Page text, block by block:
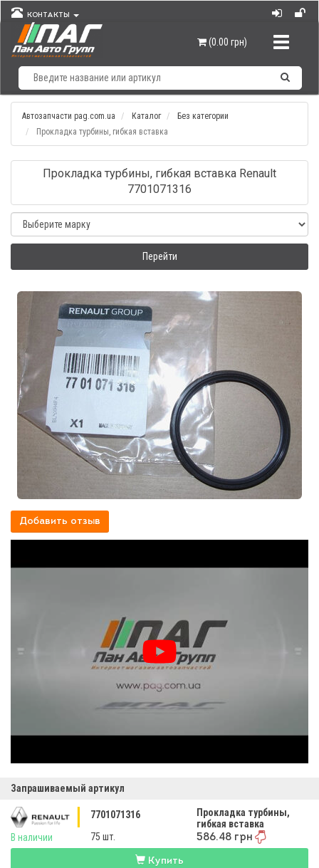
КОНТАКТЫ
(0.00 грн)
Автозапчасти pag.com.ua Каталог
Без категории
Прокладка турбины, гибкая вставка
Прокладка турбины, гибкая вставка Renault
7701071316
Перейти
Добавить отзыв
Запрашиваемый артикул
7701071316
Прокладка турбины,
гибкая вставка
В наличии
75 шт. 586.48 грн
Купить